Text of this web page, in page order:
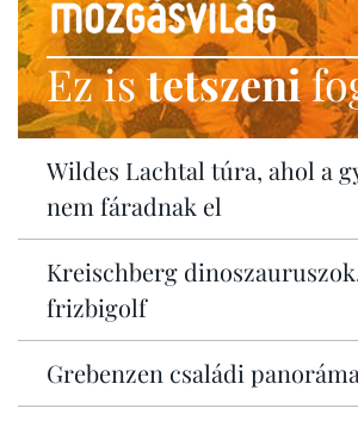
Ez istetszeni
Wildes Lachtal túra, ahol a
nem fáradnak el
Kreischberg
frizbigolf
Grebenzen családi